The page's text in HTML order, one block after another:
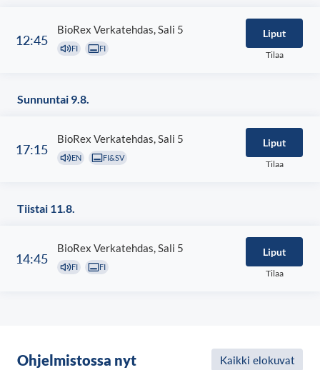
Yleisö saa kokea elokuvan Vaiana loisteliaat
maisemat, äänimaailman ja laulut alkaen 10.
heinäkuuta 2026.
12:45
BioRex Verkatehdas, Sali 5
FI FI
Liput
Tilaa
Sunnuntai 9.8.
17:15
BioRex Verkatehdas, Sali 5
EN FI&SV
Liput
Tilaa
Tiistai 11.8.
14:45
BioRex Verkatehdas, Sali 5
FI FI
Liput
Tilaa
Ohjelmistossa nyt Kaikki elokuvat